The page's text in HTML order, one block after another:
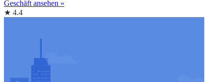
Geschäft ansehen »
★ 4.4